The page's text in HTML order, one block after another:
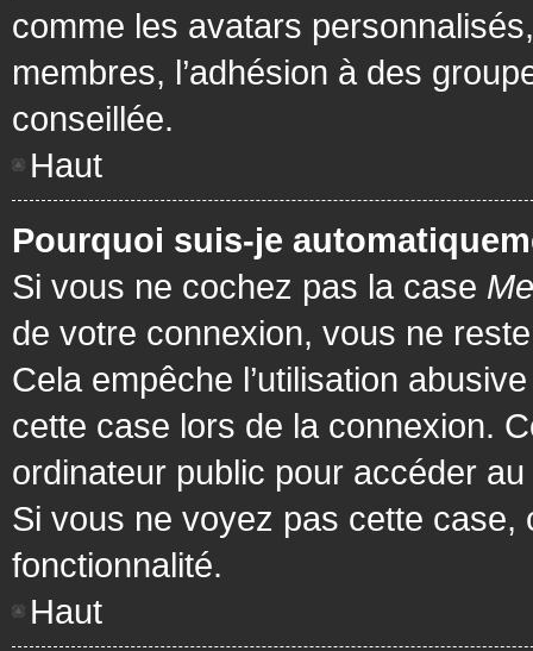
comme les avatars
membres, l’adhésion à des
conseillée.
Haut
Pourquoi suis-je
Si vous ne cochez pas la case
de votre connexion, vous ne
Cela empêche l’utilisation
cette case lors de la connexion.
ordinateur public pour accéder
Si vous ne voyez pas cette case,
fonctionnalité.
Haut